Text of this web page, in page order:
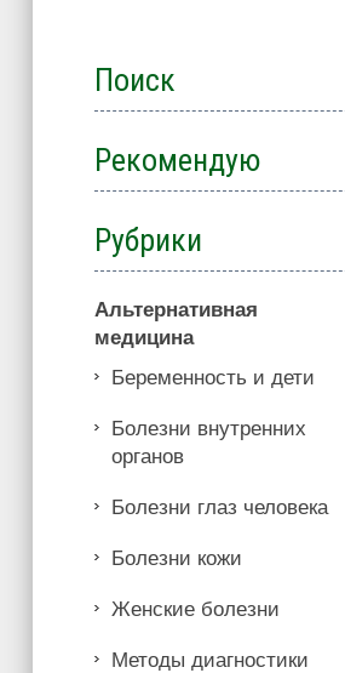
Поиск
Рекомендую
Рубрики
Альтернативная
медицина
Беременность и дети
Болезни внутренних
органов
Болезни глаз человека
Болезни кожи
Женские болезни
Методы диагностики